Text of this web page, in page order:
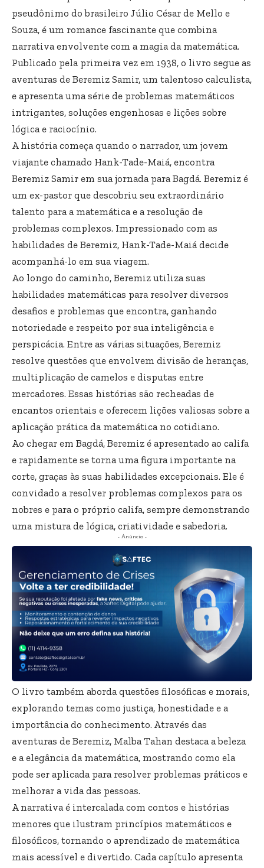
pseudônimo do brasileiro Júlio César de Mello e
Souza, é um romance fascinante que combina
narrativa envolvente com a magia da matemática.
Publicado pela primeira vez em 1938, o livro segue as
aventuras de Beremiz Samir, um talentoso calculista,
e apresenta uma série de problemas matemáticos
intrigantes, soluções engenhosas e lições sobre
lógica e raciocínio.
A história começa quando o narrador, um jovem
viajante chamado Hank-Tade-Maiá, encontra
Beremiz Samir em sua jornada para Bagdá. Beremiz é
um ex-pastor que descobriu seu extraordinário
talento para a matemática e a resolução de
problemas complexos. Impressionado com as
habilidades de Beremiz, Hank-Tade-Maiá decide
acompanhá-lo em sua viagem.
Ao longo do caminho, Beremiz utiliza suas
habilidades matemáticas para resolver diversos
desafios e problemas que encontra, ganhando
notoriedade e respeito por sua inteligência e
perspicácia. Entre as várias situações, Beremiz
resolve questões que envolvem divisão de heranças,
multiplicação de camelos e disputas entre
mercadores. Essas histórias são recheadas de
encantos orientais e oferecem lições valiosas sobre a
aplicação prática da matemática no cotidiano.
Ao chegar em Bagdá, Beremiz é apresentado ao califa
e rapidamente se torna uma figura importante na
corte, graças às suas habilidades excepcionais. Ele é
convidado a resolver problemas complexos para os
nobres e para o próprio califa, sempre demonstrando
uma mistura de lógica, criatividade e sabedoria.
- Anúncio -
O livro também aborda questões filosóficas e morais,
explorando temas como justiça, honestidade e a
importância do conhecimento. Através das
aventuras de Beremiz, Malba Tahan destaca a beleza
e a elegância da matemática, mostrando como ela
pode ser aplicada para resolver problemas práticos e
melhorar a vida das pessoas.
A narrativa é intercalada com contos e histórias
menores que ilustram princípios matemáticos e
filosóficos, tornando o aprendizado de matemática
mais acessível e divertido. Cada capítulo apresenta